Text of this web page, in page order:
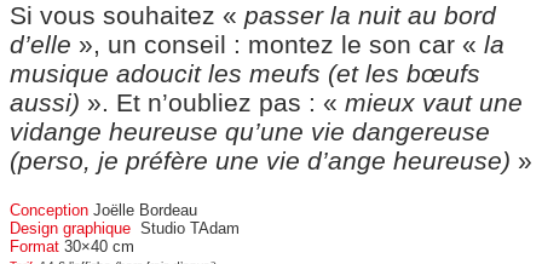
Si vous souhaitez « passer la nuit au bord
d’elle », un conseil : montez le son car « la
musique adoucit les meufs (et les bœufs
aussi) ». Et n’oubliez pas : « mieux vaut une
vidange heureuse qu’une vie dangereuse
(perso, je préfère une vie d’ange heureuse) »
Conception Joëlle Bordeau
Design graphique Studio TAdam
Format 30×40 cm